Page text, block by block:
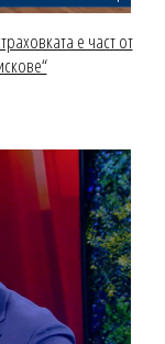
е част от